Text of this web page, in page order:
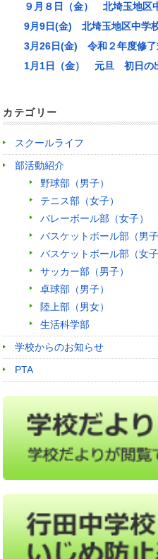
９月８日（金） 北埼玉地区
9月9日(金) 北埼玉地区中学
3月26日(金) 令和２年度修了
1月1日（金） 元旦 初日の
カテゴリー
スクールライフ
部活動紹介
野球部（男子）
テニス部（女子）
バレーボール部（女子）
バスケットボール部（男子
バスケットボール部（女子
サッカー部（男子）
卓球部（男子）
陸上部（男女）
生活科学部
学校からのお知らせ
PTA